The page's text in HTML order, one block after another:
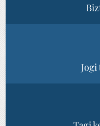
Jogi